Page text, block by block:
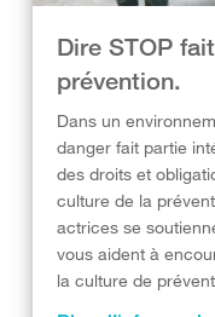
Dire STOP
prévention.
Dans un
danger fait partie
des droits et
culture de la
actrices se
vous aident à
la culture de